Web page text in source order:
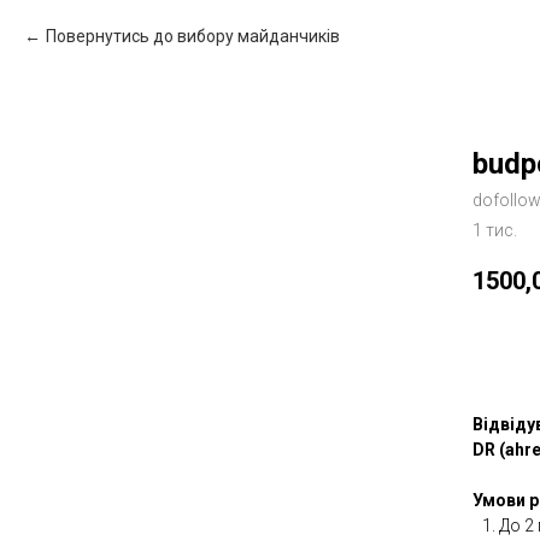
Повернутись до вибору майданчиків
dofollow
1 тис.
DR
Умови
До 2